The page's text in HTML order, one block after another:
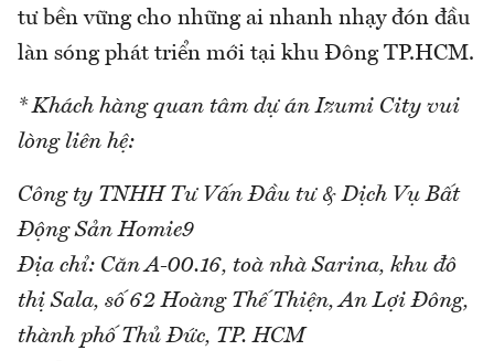
tư bền vững cho những ai nhanh nhạy đón đầu
làn sóng phát triển mới tại khu Đông TP.HCM.
* Khách hàng quan tâm dự án Izumi City vui
lòng liên hệ:
Công ty TNHH Tư Vấn Đầu tư & Dịch Vụ Bất
Động Sản Homie9
Địa chỉ: Căn A-00.16, toà nhà Sarina, khu đô
thị Sala, số 62 Hoàng Thế Thiện, An Lợi Đông,
thành phố Thủ Đức, TP. HCM